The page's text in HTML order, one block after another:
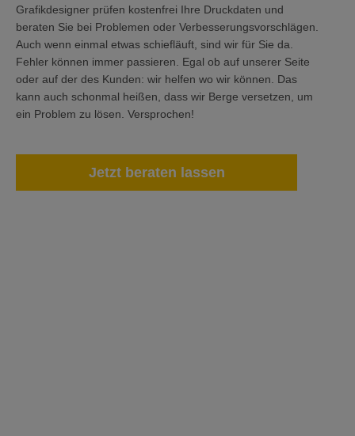
Grafikdesigner prüfen kostenfrei Ihre Druckdaten und
beraten Sie bei Problemen oder Verbesserungsvorschlägen.
Auch wenn einmal etwas schiefläuft, sind wir für Sie da.
Fehler können immer passieren. Egal ob auf unserer Seite
oder auf der des Kunden: wir helfen wo wir können. Das
kann auch schonmal heißen, dass wir Berge versetzen, um
ein Problem zu lösen. Versprochen!
Jetzt beraten lassen